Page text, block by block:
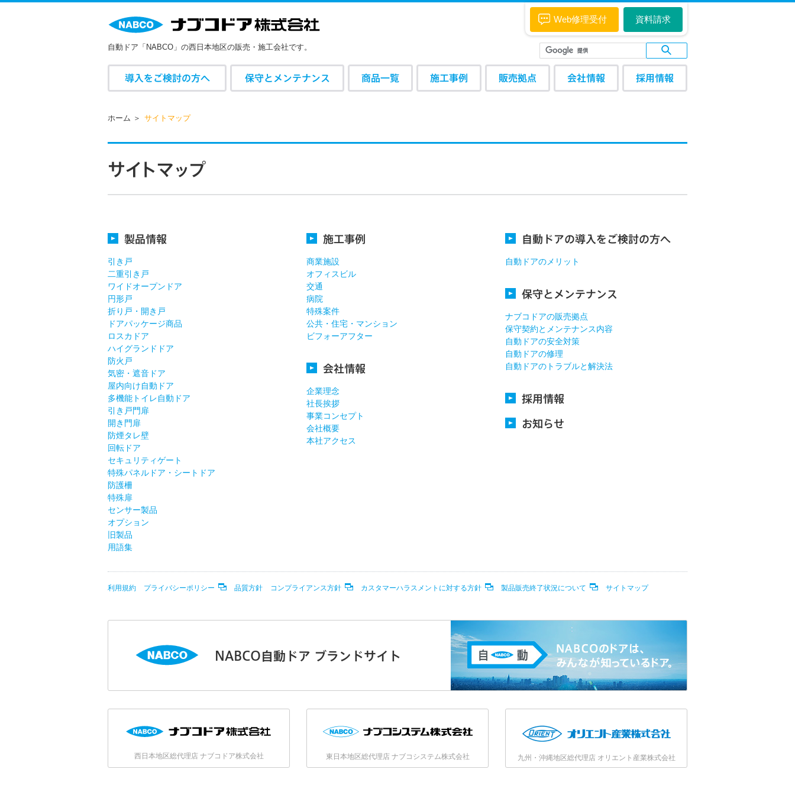
自動ドア「NABCO」の西日本地区の販売・施工会社です。
Web修理受付 資料請求
導入をご検討の方へ 保守とメンテナンス 商品一覧 施工事例 販売拠点 会社情報 採用情報
ホーム サイトマップ
サイトマップ
製品情報
引き戸
二重引き戸
ワイドオープンドア
円形戸
折り戸・開き戸
ドアパッケージ商品
ロスカドア
ハイグランドドア
防火戸
気密・遮音ドア
屋内向け自動ドア
多機能トイレ自動ドア
引き戸門扉
開き門扉
防煙タレ壁
回転ドア
セキュリティゲート
特殊パネルドア・シートドア
防護柵
特殊扉
センサー製品
オプション
旧製品
用語集
施工事例
商業施設
オフィスビル
交通
病院
特殊案件
公共・住宅・マンション
ビフォーアフター
会社情報
企業理念
社長挨拶
事業コンセプト
会社概要
本社アクセス
自動ドアの導入をご検討の方へ
自動ドアのメリット
保守とメンテナンス
ナブコドアの販売拠点
保守契約とメンテナンス内容
自動ドアの安全対策
自動ドアの修理
自動ドアのトラブルと解決法
採用情報
お知らせ
利用規約 プライバシーポリシー 品質方針 コンプライアンス方針 カスタマーハラスメントに対する方針 製品販売終了状況について サイトマップ
NABCO自動ドア ブランドサイト
西日本地区総代理店 ナブコドア株式会社 東日本地区総代理店 ナブコシステム株式会社 九州・沖縄地区総代理店 オリエント産業株式会社